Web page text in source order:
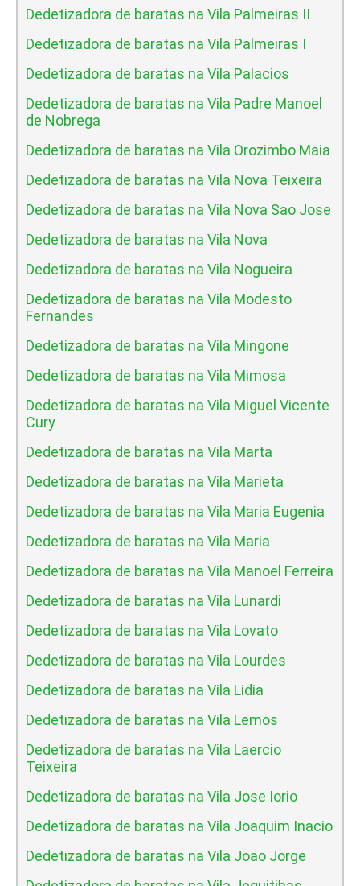
Dedetizadora de baratas na Vila Palmeiras II
Dedetizadora de baratas na Vila Palmeiras I
Dedetizadora de baratas na Vila Palacios
Dedetizadora de baratas na Vila Padre Manoel
de Nobrega
Dedetizadora de baratas na Vila Orozimbo Maia
Dedetizadora de baratas na Vila Nova Teixeira
Dedetizadora de baratas na Vila Nova Sao Jose
Dedetizadora de baratas na Vila Nova
Dedetizadora de baratas na Vila Nogueira
Dedetizadora de baratas na Vila Modesto
Fernandes
Dedetizadora de baratas na Vila Mingone
Dedetizadora de baratas na Vila Mimosa
Dedetizadora de baratas na Vila Miguel Vicente
Cury
Dedetizadora de baratas na Vila Marta
Dedetizadora de baratas na Vila Marieta
Dedetizadora de baratas na Vila Maria Eugenia
Dedetizadora de baratas na Vila Maria
Dedetizadora de baratas na Vila Manoel Ferreira
Dedetizadora de baratas na Vila Lunardi
Dedetizadora de baratas na Vila Lovato
Dedetizadora de baratas na Vila Lourdes
Dedetizadora de baratas na Vila Lidia
Dedetizadora de baratas na Vila Lemos
Dedetizadora de baratas na Vila Laercio
Teixeira
Dedetizadora de baratas na Vila Jose Iorio
Dedetizadora de baratas na Vila Joaquim Inacio
Dedetizadora de baratas na Vila Joao Jorge